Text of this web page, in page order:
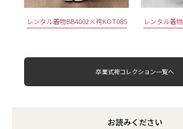
レンタル着物BB4002×袴KOT085 レンタル着
卒業式袴コレクション一覧へ
お読みください